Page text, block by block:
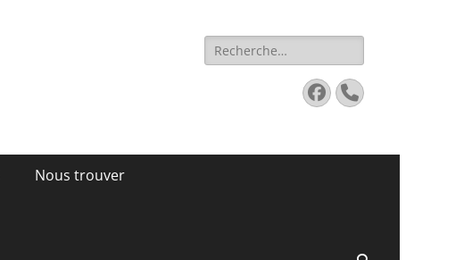
Rechercher :
Facebook
Tél
Nous trouver